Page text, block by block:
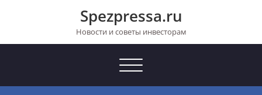
Spezpressa.ru
Новости и советы инвесторам
Toggle